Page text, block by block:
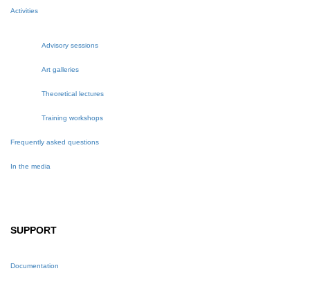
Activities
Advisory sessions
Art galleries
Theoretical lectures
Training workshops
Frequently asked questions
In the media
SUPPORT
Documentation